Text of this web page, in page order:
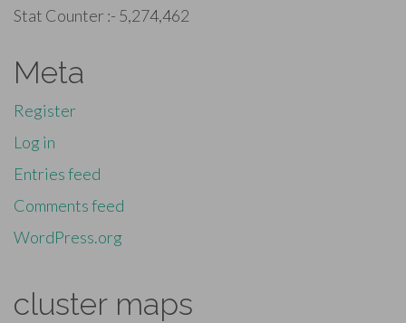
Stat Counter :- 5,274,462
Meta
Register
Log in
Entries feed
Comments feed
WordPress.org
cluster maps